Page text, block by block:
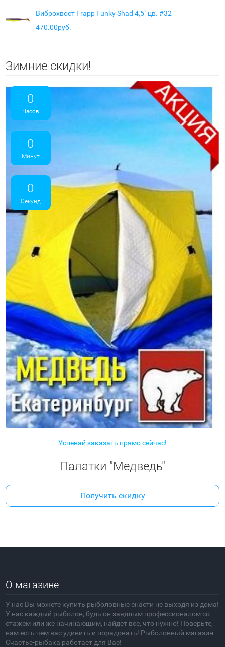
Виброхвост Frapp Funky Shad 4,5" цв. #32
470.00руб.
Зимние скидки!
0
Часов
0
Минут
0
Секунд
Успевай заказать прямо сейчас!
Палатки "Медведь"
Получить скидку
О магазине
У нас Вы можете купить рыболовные снасти не выходя из дома!
У нас каждый рыболов, будь он заядлым профессионалом со
стажем или же начинающим, найдет все, что нужно! Поверьте,
нам есть чем вас удивить и порадовать! Рыболовный магазин
Счастье-рыбака работает для Вас!